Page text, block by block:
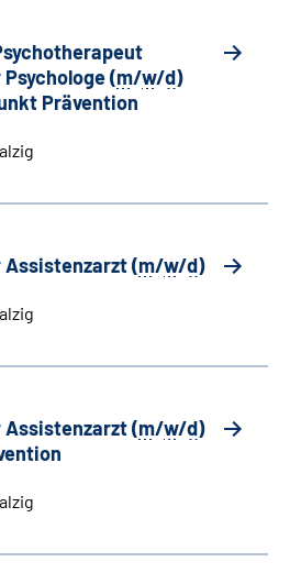
(m/w/d)
Prävention
Assistenzarzt (m/w/d)
Assistenzarzt (m/w/d)